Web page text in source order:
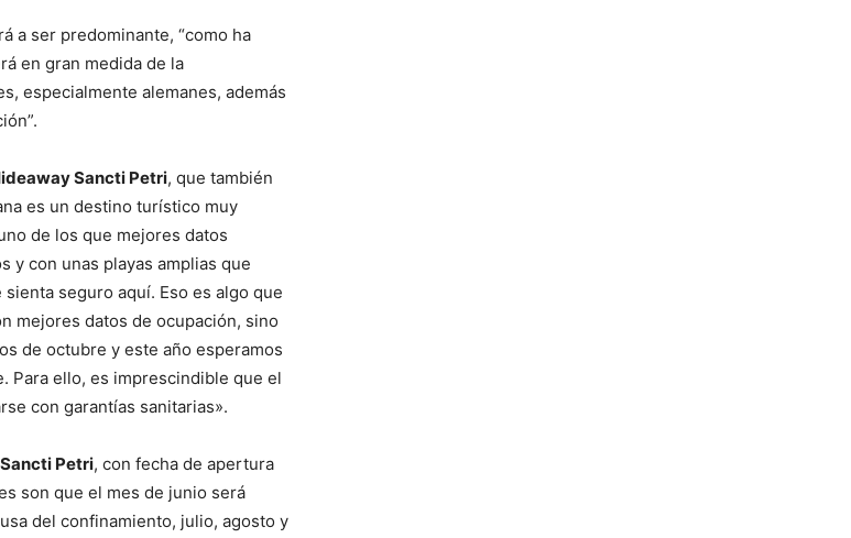
a ser predominante, “como ha
en gran medida de la
especialmente alemanes, además
Sancti Petri, que también
es un destino turístico muy
de los que mejores datos
y con unas playas amplias que
seguro aquí. Eso es algo que
mejores datos de ocupación, sino
de octubre y este año esperamos
Para ello, es imprescindible que el
con garantías sanitarias».
Petri, con fecha de apertura
son que el mes de junio será
del confinamiento, julio, agosto y